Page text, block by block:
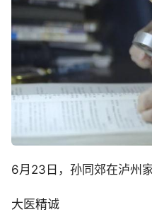
6月23日，孙同郊在泸州
大医精诚